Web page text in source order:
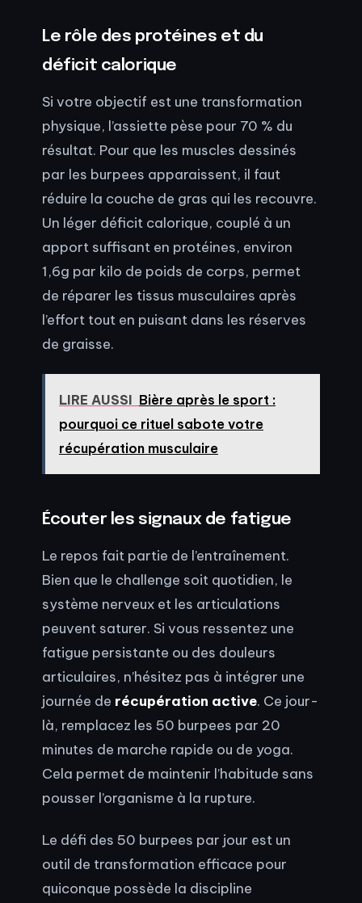
Le rôle des protéines et du
déficit calorique
Si votre objectif est une transformation
physique, l’assiette pèse pour 70 % du
résultat. Pour que les muscles dessinés
par les burpees apparaissent, il faut
réduire la couche de gras qui les recouvre.
Un léger déficit calorique, couplé à un
apport suffisant en protéines, environ
1,6g par kilo de poids de corps, permet
de réparer les tissus musculaires après
l’effort tout en puisant dans les réserves
de graisse.
LIRE AUSSI Bière après le sport :
pourquoi ce rituel sabote votre
récupération musculaire
Écouter les signaux de fatigue
Le repos fait partie de l’entraînement.
Bien que le challenge soit quotidien, le
système nerveux et les articulations
peuvent saturer. Si vous ressentez une
fatigue persistante ou des douleurs
articulaires, n’hésitez pas à intégrer une
journée de récupération active. Ce jour-
là, remplacez les 50 burpees par 20
minutes de marche rapide ou de yoga.
Cela permet de maintenir l’habitude sans
pousser l’organisme à la rupture.
Le défi des 50 burpees par jour est un
outil de transformation efficace pour
quiconque possède la discipline